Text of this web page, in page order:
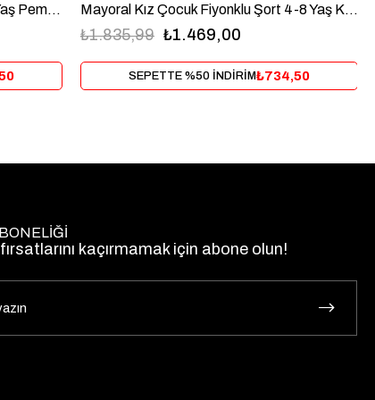
Mayoral Kız Çocuk Şort Etek 4-8 Yaş Pembe Mayoral Kız Çocuk Fiyonklu Şort 4-8 Yaş Kiremit
₺1.469,00
₺1.835,99
SEPETTE %50 İNDİRİM₺734,50
kaçırmamak için abone olun!